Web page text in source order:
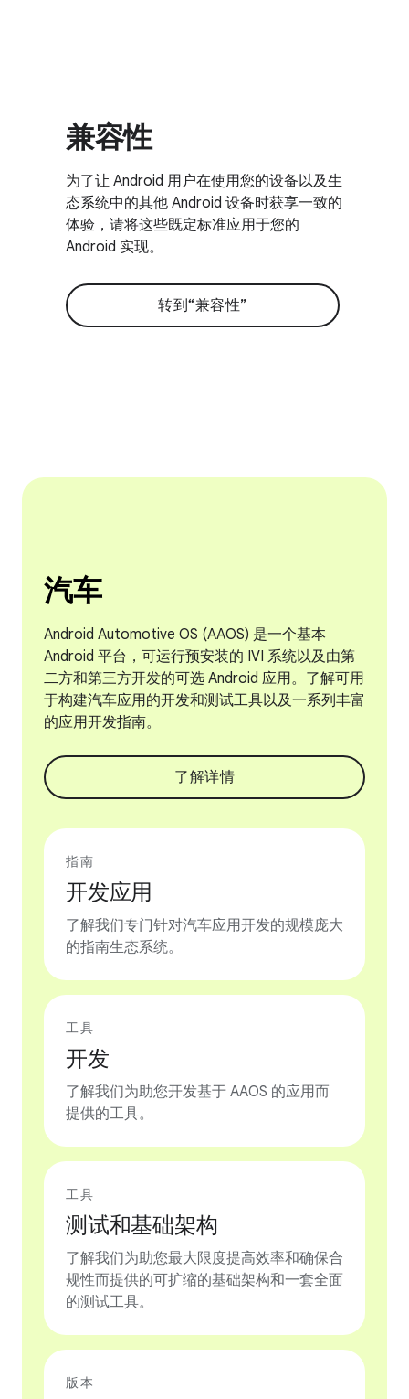
兼容性
为了让 Android 用户在使用您的设备以及生
态系统中的其他 Android 设备时获享一致的
体验，请将这些既定标准应用于您的
Android 实现。
转到“兼容性”
汽车
Android Automotive OS (AAOS) 是一个基本
Android 平台，可运行预安装的 IVI 系统以及由第
二方和第三方开发的可选 Android 应用。了解可用
于构建汽车应用的开发和测试工具以及一系列丰富
的应用开发指南。
了解详情
指南
开发应用
了解我们专门针对汽车应用开发的规模庞大
的指南生态系统。
工具
开发
了解我们为助您开发基于 AAOS 的应用而
提供的工具。
工具
测试和基础架构
了解我们为助您最大限度提高效率和确保合
规性而提供的可扩缩的基础架构和一套全面
的测试工具。
版本